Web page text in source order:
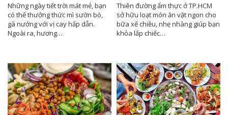
Những ngày tiết trời mát mẻ, bạn
có thể thưởng thức mì sườn bò,
gà nướng với vị cay hấp dẫn.
Ngoài ra, hương…
Thiên đường ẩm thực ở TP.HCM
sở hữu loạt món ăn vặt ngon cho
bữa xế chiều, nhẹ nhàng giúp bạn
khỏa lấp chiếc…